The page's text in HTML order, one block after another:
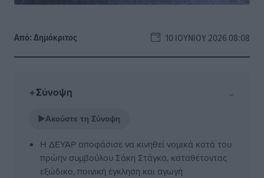
Από:Δημόκριτος 10 ΙΟΥΝΊΟΥ 2026 08:08
✦Σύνοψη ⌄
▶Ακούστε τη Σύνοψη
Η ΔΕΥΑΡ αποφάσισε να κινηθεί νομικά κατά του
πρώην συμβούλου Σάκη Στάγκα, καταθέτοντας
εξώδικο, ποινική έγκληση και αγωγή